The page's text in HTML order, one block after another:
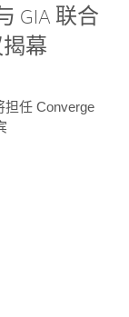
GIA 联合
幕
担任 Converge